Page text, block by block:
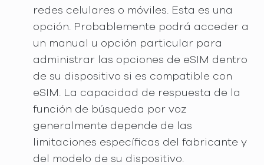
redes celulares o móviles. Esta es una
opción. Probablemente podrá acceder a
un manual u opción particular para
administrar las opciones de eSIM dentro
de su dispositivo si es compatible con
eSIM. La capacidad de respuesta de la
función de búsqueda por voz
generalmente depende de las
limitaciones específicas del fabricante y
del modelo de su dispositivo.